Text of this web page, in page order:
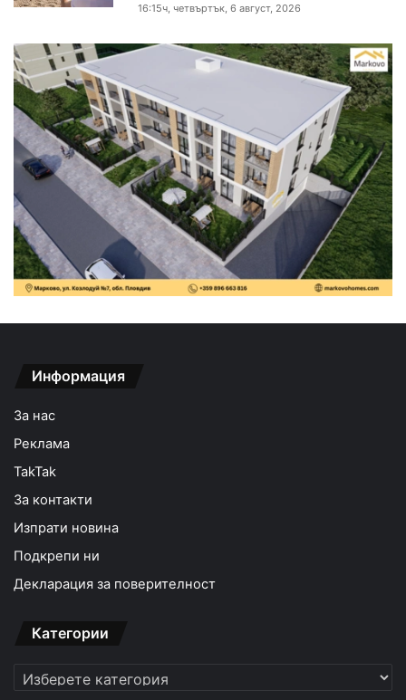
16:15ч, четвъртък, 6 август, 2026
Информация
За нас
Реклама
TakTak
За контакти
Изпрати новина
Подкрепи ни
Декларация за поверителност
Категории
Категории